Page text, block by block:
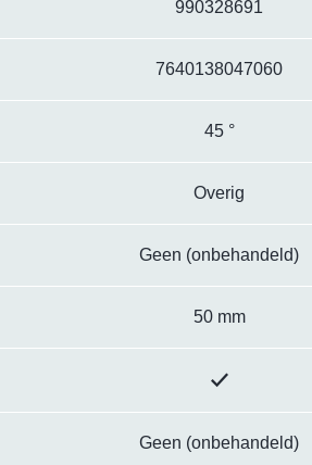
990328691
7640138047060
45 °
Overig
Geen (onbehandeld)
50 mm
Geen (onbehandeld)